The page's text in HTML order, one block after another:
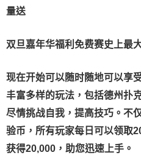
量送
双旦嘉年华福利 免费赛史上最
现在开始可以随时随地可以享
丰富多样的玩法，包括德州扑
尽情挑战自我，提高技巧。不
验币，所有玩家每日可以领取
获得20,000，助您迅速上手。